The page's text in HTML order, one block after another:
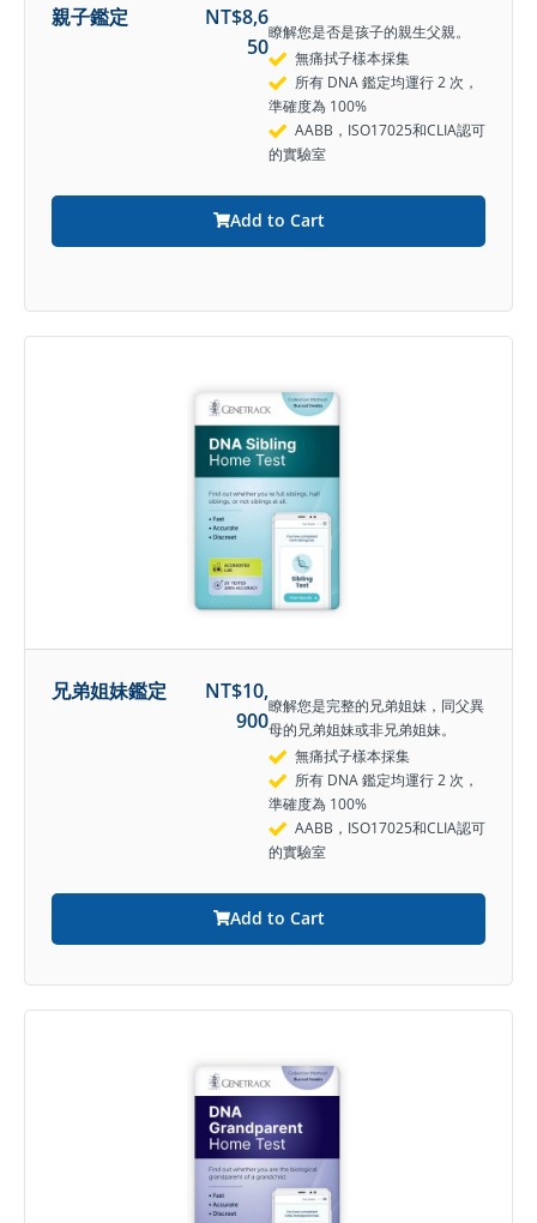
親子鑑定 NT$8,6
50
瞭解您是否是孩子的親生父親。
無痛拭子樣本採集
所有 DNA 鑑定均運行 2 次，
準確度為 100%
AABB，ISO17025和CLIA認可
的實驗室
Add to Cart
兄弟姐妹鑑定 NT$10,
900
瞭解您是完整的兄弟姐妹，同父異
母的兄弟姐妹或非兄弟姐妹。
無痛拭子樣本採集
所有 DNA 鑑定均運行 2 次，
準確度為 100%
AABB，ISO17025和CLIA認可
的實驗室
Add to Cart